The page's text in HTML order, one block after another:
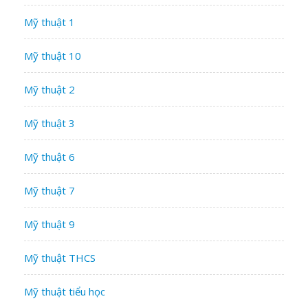
Mỹ thuật 1
Mỹ thuật 10
Mỹ thuật 2
Mỹ thuật 3
Mỹ thuật 6
Mỹ thuật 7
Mỹ thuật 9
Mỹ thuật THCS
Mỹ thuật tiểu học